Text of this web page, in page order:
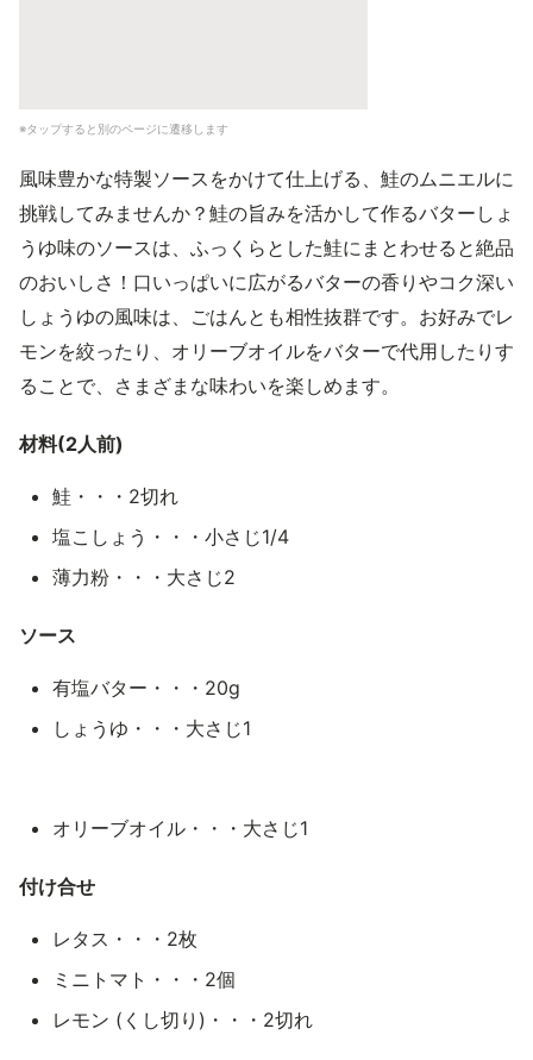
※タップすると別のページに遷移します
風味豊かな特製ソースをかけて仕上げる、鮭のムニエルに
挑戦してみませんか？鮭の旨みを活かして作るバターしょ
うゆ味のソースは、ふっくらとした鮭にまとわせると絶品
のおいしさ！口いっぱいに広がるバターの香りやコク深い
しょうゆの風味は、ごはんとも相性抜群です。お好みでレ
モンを絞ったり、オリーブオイルをバターで代用したりす
ることで、さまざまな味わいを楽しめます。
材料(2人前)
鮭・・・2切れ
塩こしょう・・・小さじ1/4
薄力粉・・・大さじ2
ソース
有塩バター・・・20g
しょうゆ・・・大さじ1
オリーブオイル・・・大さじ1
付け合せ
レタス・・・2枚
ミニトマト・・・2個
レモン (くし切り)・・・2切れ